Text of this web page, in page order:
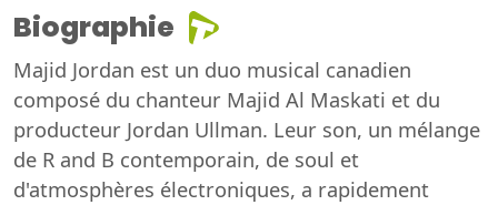
Biographie
Majid Jordan est un duo musical canadien
composé du chanteur Majid Al Maskati et du
producteur Jordan Ullman. Leur son, un mélange
de R and B contemporain, de soul et
d'atmosphères électroniques, a rapidement